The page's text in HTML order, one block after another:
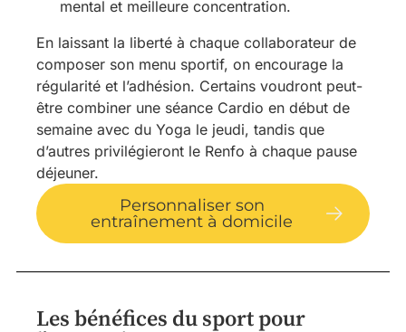
mental et meilleure concentration.
En laissant la liberté à chaque collaborateur de
composer son menu sportif, on encourage la
régularité et l’adhésion. Certains voudront peut-
être combiner une séance Cardio en début de
semaine avec du Yoga le jeudi, tandis que
d’autres privilégieront le Renfo à chaque pause
déjeuner.
Personnaliser son
entraînement à domicile
Les bénéfices du sport pour